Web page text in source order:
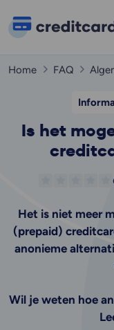
Home FAQ
Is het
Het is niet meer
(prepaid)
anonieme
Wil je weten hoe